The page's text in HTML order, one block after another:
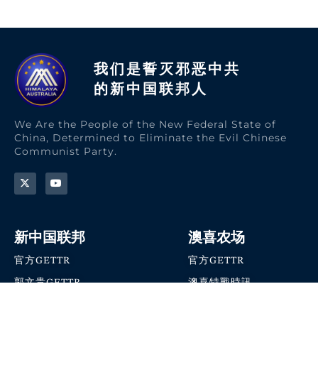
我们是誓灭邪恶中共
的新中国联邦人​
We Are the People of the New Federal State of
China, Determined to Eliminate the Evil Chinese
Communist Party.
新中国联邦
官方GETTR
郭文贵GETTR
澳喜农场
官方GETTR
澳喜特戰時訊